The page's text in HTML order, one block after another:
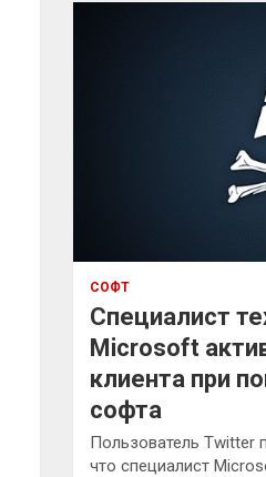
к
СОФТ
Специалист
Microsoft
клиента при
софта
Пользователь Twitter
что специалист